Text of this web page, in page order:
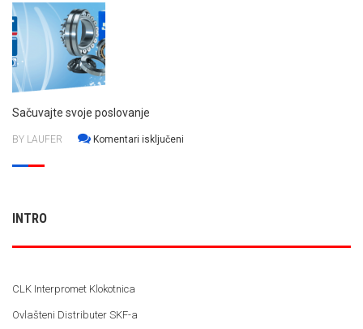
Sačuvajte svoje poslovanje
BY LAUFER Komentari isključeni
INTRO
CLK Interpromet Klokotnica
Ovlašteni Distributer SKF-a